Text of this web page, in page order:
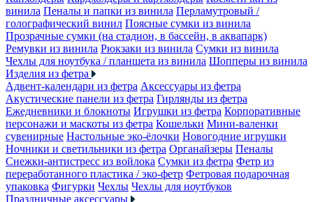
винила Пеналы и папки из винила Перламутровый /
голографический винил Поясные сумки из винила
Прозрачные сумки (на стадион, в бассейн, в аквапарк)
Ремувки из винила Рюкзаки из винила Сумки из винила
Чехлы для ноутбука / планшета из винила Шопперы из винила
Изделия из фетра
Адвент-календари из фетра Аксессуары из фетра
Акустические панели из фетра Гирлянды из фетра
Ежедневники и блокноты Игрушки из фетра Корпоративные
персонажи и маскоты из фетра Кошельки Мини-валенки
сувенирные Настольные эко-ёлочки Новогодние игрушки
Ночники и светильники из фетра Органайзеры Пеналы
Снежки-антистресс из войлока Сумки из фетра Фетр из
переработанного пластика / эко-фетр Фетровая подарочная
упаковка Фигурки Чехлы Чехлы для ноутбуков
Праздничные аксессуары